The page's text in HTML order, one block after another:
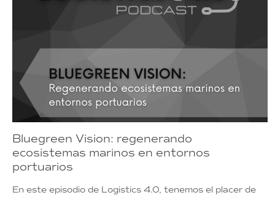
Bluegreen Vision: regenerando
ecosistemas marinos en entornos
portuarios
En este episodio de Logistics 4.0, tenemos el placer de